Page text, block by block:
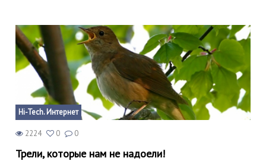
Hi-Tech. Интернет
2224 0 0
Трели, которые нам не надоели!